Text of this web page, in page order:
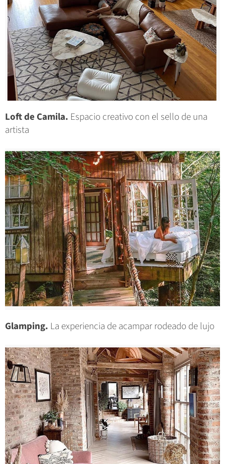
Loft de Camila. Espacio creativo con el sello de una
artista
Glamping. La experiencia de acampar rodeado de lujo